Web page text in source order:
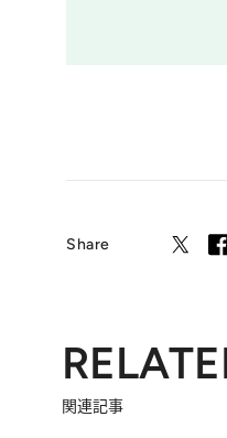
Share
関連記事